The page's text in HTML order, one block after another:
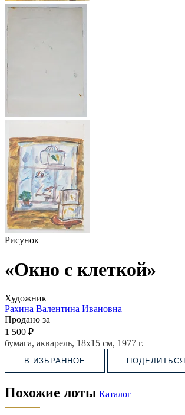
Рисунок
«Окно с клеткой»
Художник
Рахина Валентина Ивановна
Продано за
1 500 ₽
бумага, акварель, 18х15 см, 1977 г.
В ИЗБРАННОЕ ПОДЕЛИТЬСЯ
Похожие лоты Каталог